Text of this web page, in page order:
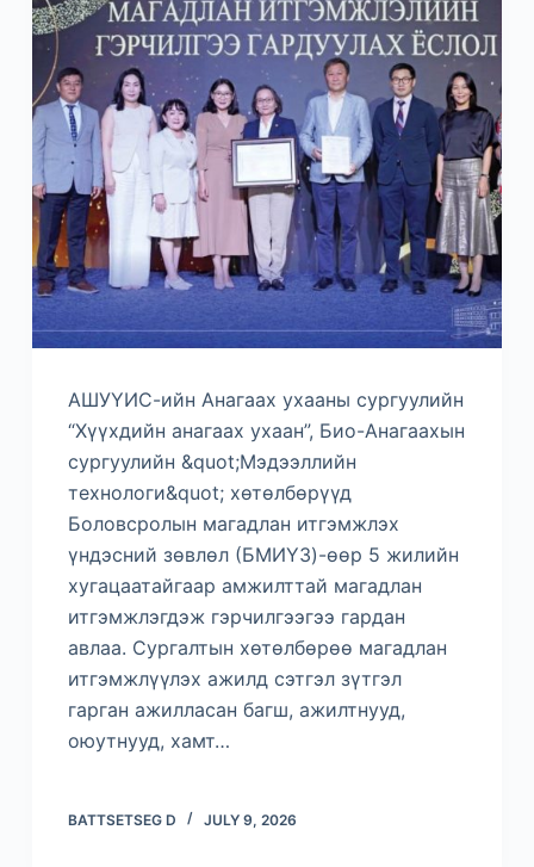
АШУҮИС-ийн Анагаах ухааны сургуулийн
“Хүүхдийн анагаах ухаан”, Био-Анагаахын
сургуулийн &quot;Мэдээллийн
технологи&quot; хөтөлбөрүүд
Боловсролын магадлан итгэмжлэх
үндэсний зөвлөл (БМИҮЗ)-өөр 5 жилийн
хугацаатайгаар амжилттай магадлан
итгэмжлэгдэж гэрчилгээгээ гардан
авлаа. Сургалтын хөтөлбөрөө магадлан
итгэмжлүүлэх ажилд сэтгэл зүтгэл
гарган ажилласан багш, ажилтнууд,
оюутнууд, хамт…
BATTSETSEG D JULY 9, 2026